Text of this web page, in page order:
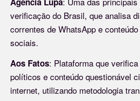
verificação do Brasil, que analisa
correntes de WhatsApp e
sociais.
Aos Fatos: Plataforma que
políticos e conteúdo questionável
internet, utilizando metodologia